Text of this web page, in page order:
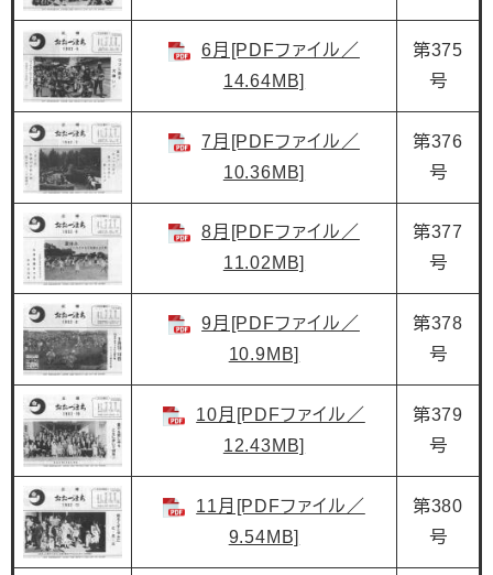
6月[PDFファイル／
14.64MB]
第375
号
7月[PDFファイル／
10.36MB]
第376
号
8月[PDFファイル／
11.02MB]
第377
号
9月[PDFファイル／
10.9MB]
第378
号
10月[PDFファイル／
12.43MB]
第379
号
11月[PDFファイル／
9.54MB]
第380
号